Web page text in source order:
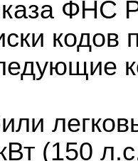
ФНС
кодов
(150